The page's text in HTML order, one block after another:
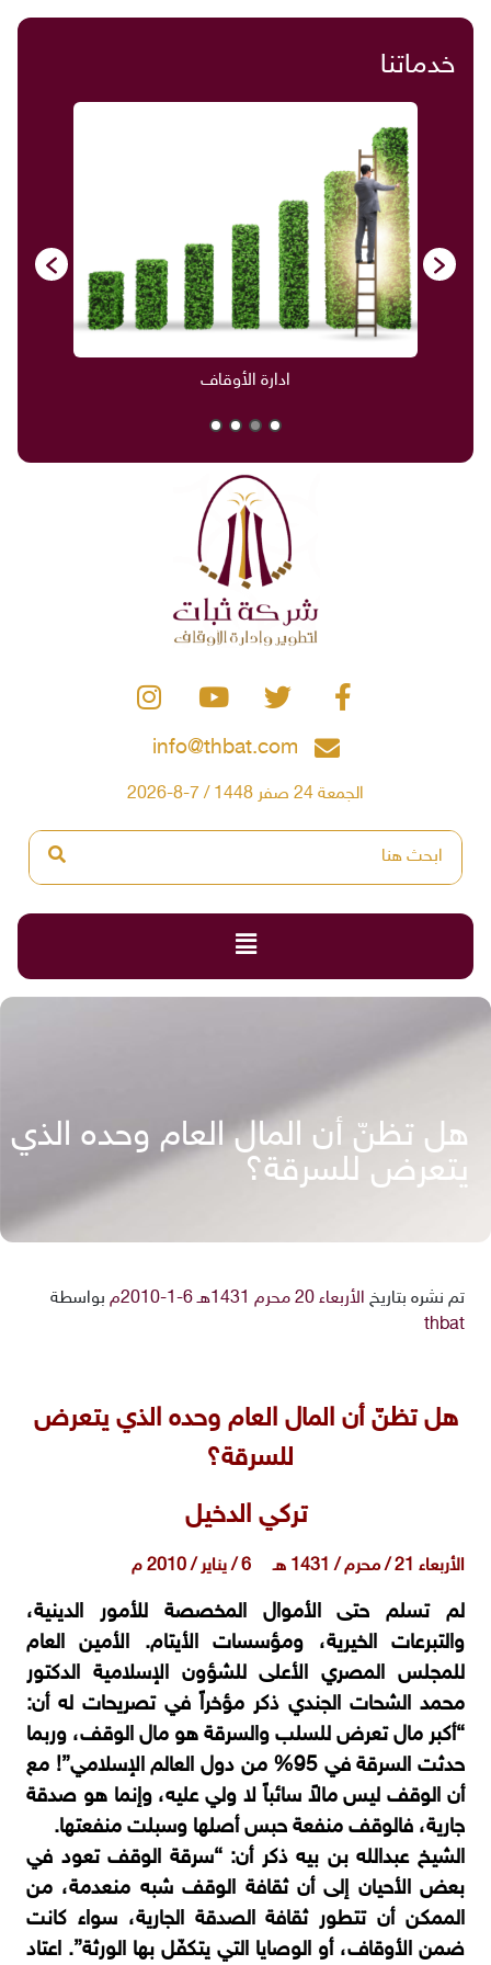
خدماتنا
ادارة الأوقاف
info@thbat.com
الجمعة 24 صفر 1448 / 7-8-2026
هل تظنّ أن المال العام وحده الذي
يتعرض للسرقة؟
تم نشره بتاريخ الأربعاء 20 محرم 1431هـ 6-1-2010م
بواسطة
thbat
هل تظنّ أن المال العام وحده الذي يتعرض
للسرقة؟
تركي الدخيل
الأربعاء 21 / محرم / 1431 هـ 6 / يناير / 2010 م
لم تسلم حتى الأموال المخصصة للأمور الدينية،
والتبرعات الخيرية، ومؤسسات الأيتام. الأمين العام
للمجلس المصري الأعلى للشؤون الإسلامية الدكتور
محمد الشحات الجندي ذكر مؤخراً في تصريحات له أن:
“أكبر مال تعرض للسلب والسرقة هو مال الوقف، وربما
حدثت السرقة في 95% من دول العالم الإسلامي”! مع
أن الوقف ليس مالاً سائباً لا ولي عليه، وإنما هو صدقة
جارية، فالوقف منفعة حبس أصلها وسبلت منفعتها.
الشيخ عبدالله بن بيه ذكر أن: “سرقة الوقف تعود في
بعض الأحيان إلى أن ثقافة الوقف شبه منعدمة، من
الممكن أن تتطور ثقافة الصدقة الجارية، سواء كانت
ضمن الأوقاف، أو الوصايا التي يتكفّل بها الورثة”. اعتاد